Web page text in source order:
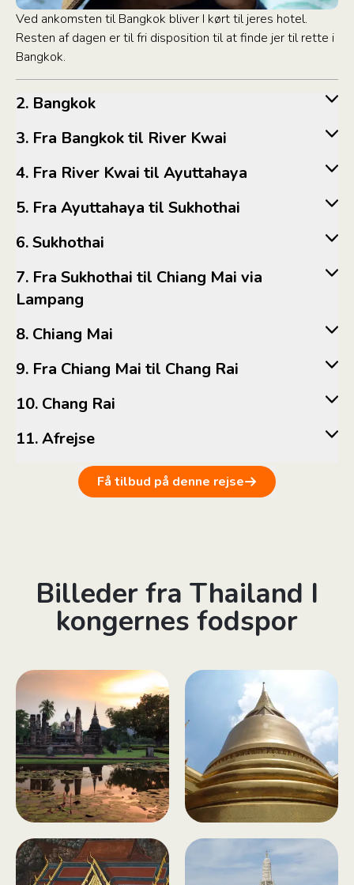
Ved ankomsten til Bangkok bliver I kørt til jeres hotel.
Resten af dagen er til fri disposition til at finde jer til rette i
Bangkok.
2. Bangkok
3. Fra Bangkok til River Kwai
4. Fra River Kwai til Ayuttahaya
5. Fra Ayuttahaya til Sukhothai
6. Sukhothai
7. Fra Sukhothai til Chiang Mai via
Lampang
8. Chiang Mai
9. Fra Chiang Mai til Chang Rai
10. Chang Rai
11. Afrejse
Få tilbud på denne rejse
Billeder fra Thailand I
kongernes fodspor